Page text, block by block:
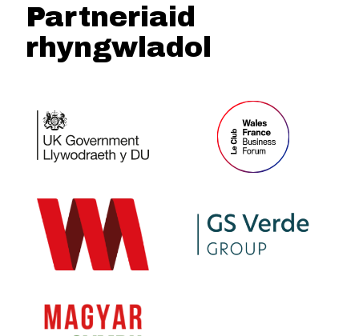
Partneriaid
rhyngwladol